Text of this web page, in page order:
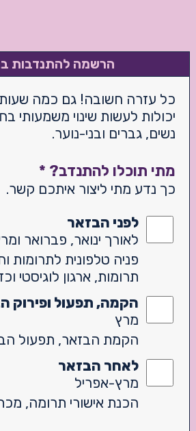
הרשמה להתנדבות
כל עזרה חשובה! גם כמה
יכולות לעשות שינוי משמעותי
נשים, גברים ובני-נוער.
מתי תוכלו להתנדב? *
כך נדע מתי ליצור איתכם קשר.
לפני הבזאר
לאורך ינואר, פברואר
פניה טלפונית לתרומות
תרומות, ארגון לוגיסטי
הקמה, תפעול ופירוק
מרץ
הקמת הבזאר, תפעול
לאחר הבזאר
מרץ-אפריל
הכנת אישורי תרומה,